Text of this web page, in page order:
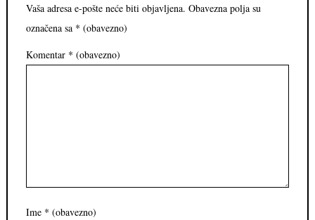
Vaša adresa e-pošte neće biti objavljena. Obavezna polja su
označena sa * (obavezno)
Komentar * (obavezno)
Ime * (obavezno)